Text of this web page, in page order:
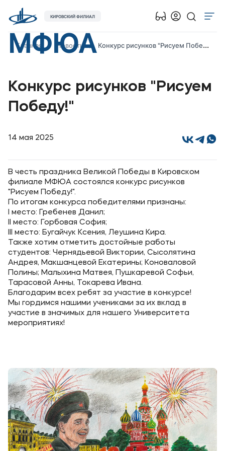
МФЮА
КИРОВСКИЙ ФИЛИАЛ
Об университете
Абитуриенту
Кабинет-музей Я.Прозорова и истории меценатства
Студентам
Выпускникам
Карьера
Институт дополнительного образования
Уровни образования
Среднее профессиональное образование
Высшее образование
Объявления
Новости вуза
Контакты
Банковские реквизиты
Главная Новости Конкурс рисунков "Рисуем Победу!"
Конкурс рисунков "Рисуем
Победу!"
14 мая 2025
В честь праздника Великой Победы в Кировском
филиале МФЮА состоялся конкурс рисунков
"Рисуем Победу!".
По итогам конкурса победителями признаны:
I место: Гребенев Данил;
II место: Горбовая София;
III место: Бугайчук Ксения, Леушина Кира.
Также хотим отметить достойные работы
студентов: Чернядьевой Виктории, Сысолятина
Андрея, Макшанцевой Екатерины; Коноваловой
Полины; Малыхина Матвея, Пушкаревой Софьи,
Тарасовой Анны, Токарева Ивана.
Благодарим всех ребят за участие в конкурсе!
Мы гордимся нашими учениками за их вклад в
участие в значимых для нашего Университета
мероприятиях!